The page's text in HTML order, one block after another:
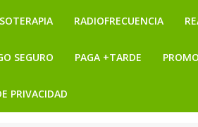
RADIOFRECUENCIA
SEGURO PAGA +TARDE
PRIVACIDAD